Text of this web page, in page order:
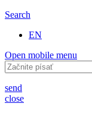
Search
EN
Open mobile menu
Hľadať:
send
close